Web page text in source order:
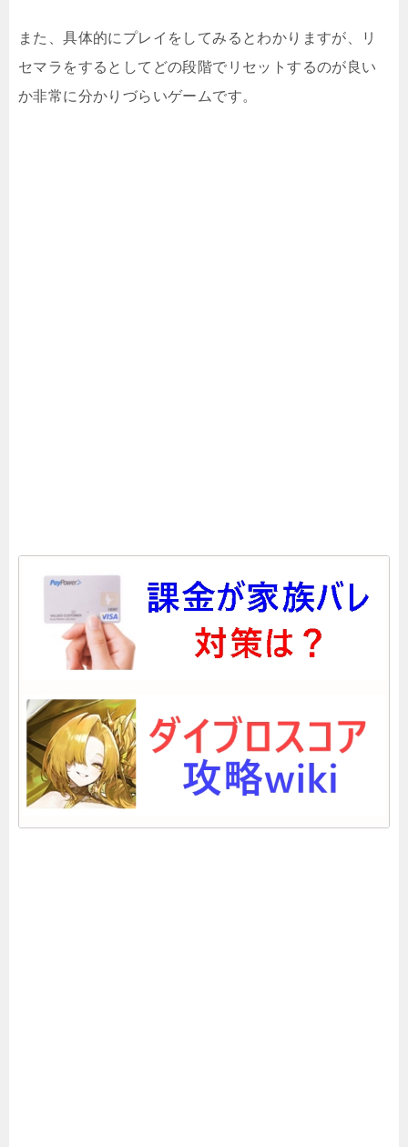
また、具体的にプレイをしてみるとわかりますが、リ
セマラをするとしてどの段階でリセットするのが良い
か非常に分かりづらいゲームです。